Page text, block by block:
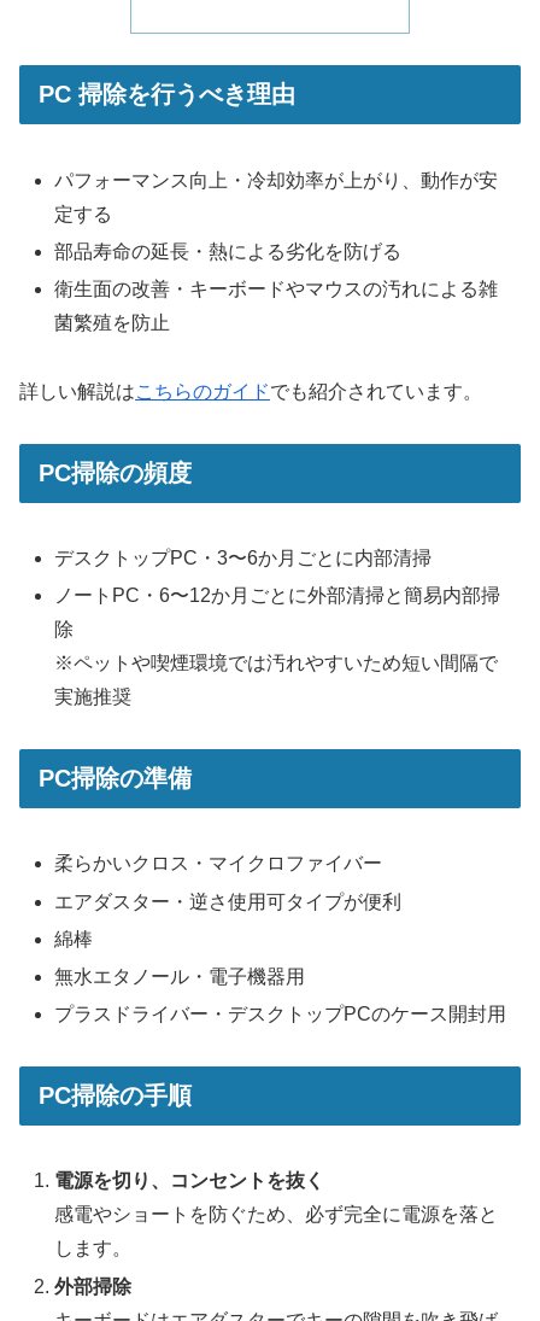
PC 掃除を行うべき理由
パフォーマンス向上・冷却効率が上がり、動作が安
定する
部品寿命の延長・熱による劣化を防げる
衛生面の改善・キーボードやマウスの汚れによる雑
菌繁殖を防止
詳しい解説はこちらのガイドでも紹介されています。
PC掃除の頻度
デスクトップPC・3〜6か月ごとに内部清掃
ノートPC・6〜12か月ごとに外部清掃と簡易内部掃
除
※ペットや喫煙環境では汚れやすいため短い間隔で
実施推奨
PC掃除の準備
柔らかいクロス・マイクロファイバー
エアダスター・逆さ使用可タイプが便利
綿棒
無水エタノール・電子機器用
プラスドライバー・デスクトップPCのケース開封用
PC掃除の手順
電源を切り、コンセントを抜く
感電やショートを防ぐため、必ず完全に電源を落と
します。
外部掃除